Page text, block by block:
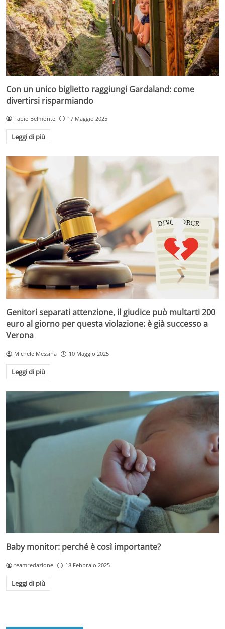
Con un unico biglietto raggiungi Gardaland: come
divertirsi risparmiando
Fabio Belmonte 17 Maggio 2025
Leggi di più
Genitori separati attenzione, il giudice può multarti 200
euro al giorno per questa violazione: è già successo a
Verona
Michele Messina 10 Maggio 2025
Leggi di più
Baby monitor: perché è così importante?
teamredazione 18 Febbraio 2025
Leggi di più